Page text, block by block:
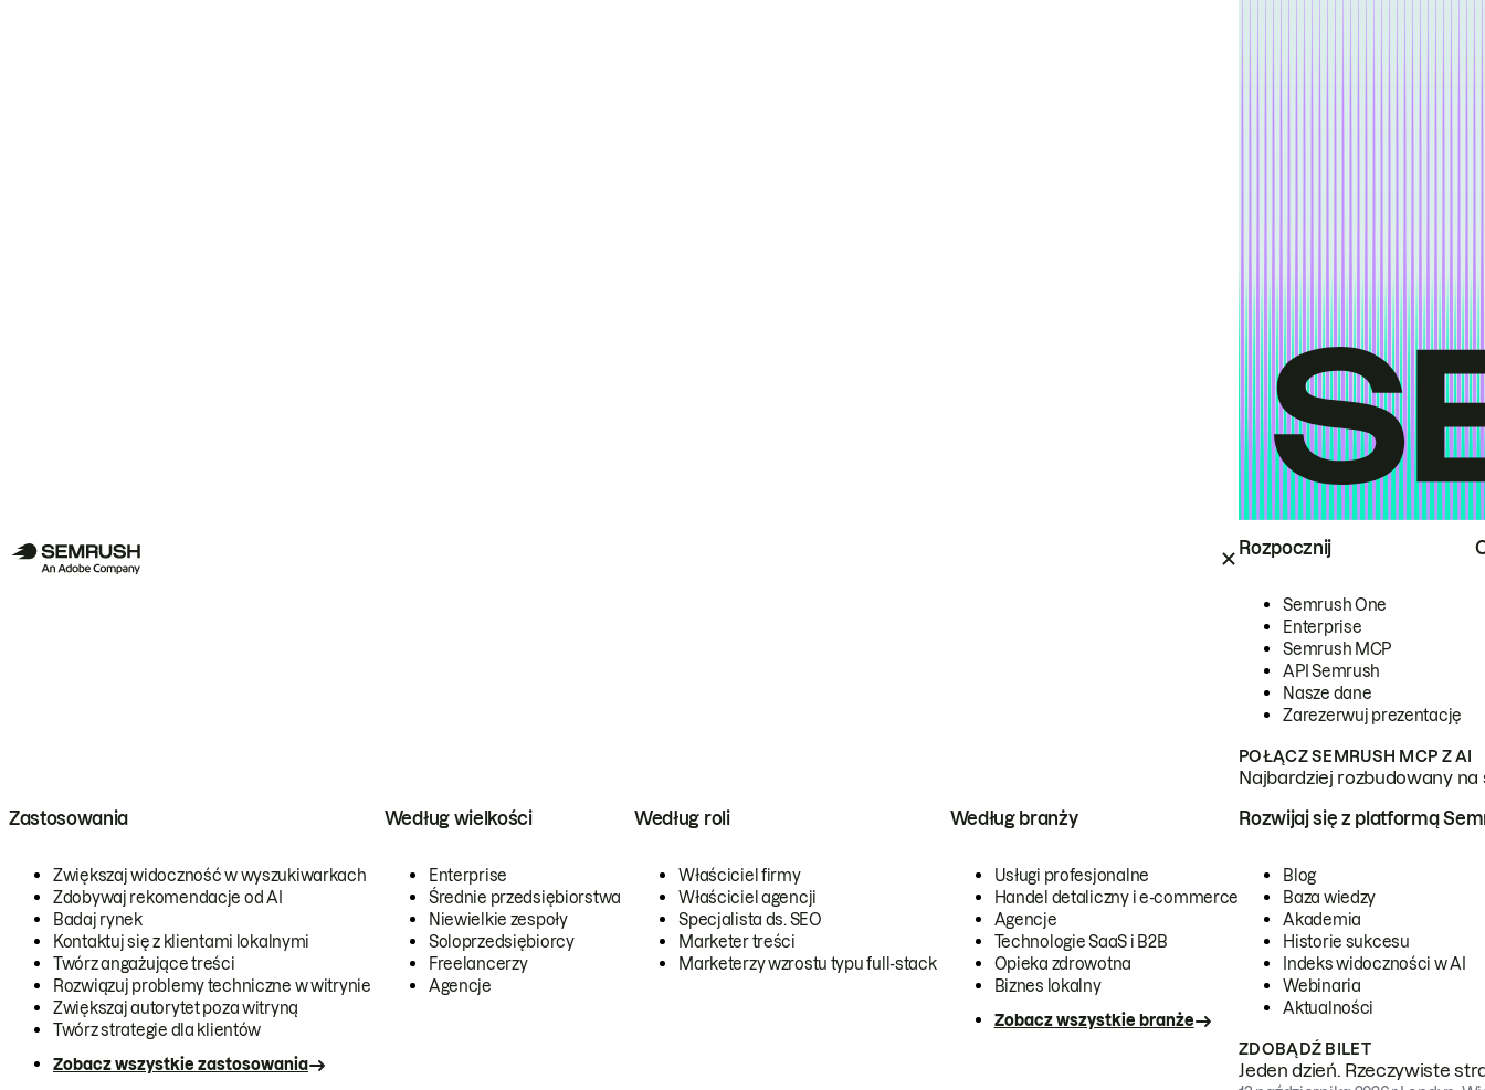
Rozpocznij
Semrush One
Enterprise
Semrush MCP
API Semrush
Nasze dane
Zarezerwuj prezentację
POŁĄCZ SEMRUSH MCP Z AI
Najbardziej rozbudowany
Zastosowania
Zwiększaj widoczność w wyszukiwarkach
Zdobywaj rekomendacje od AI
Badaj rynek
Kontaktuj się z klientami lokalnymi
Twórz angażujące treści
Rozwiązuj problemy techniczne w witrynie
Zwiększaj autorytet poza witryną
Twórz strategie dla klientów
Zobacz wszystkie zastosowania
Według wielkości
Enterprise
Średnie przedsiębiorstwa
Niewielkie zespoły
Soloprzedsiębiorcy
Freelancerzy
Agencje
Według roli
Właściciel firmy
Właściciel agencji
Specjalista ds. SEO
Marketer treści
Marketerzy wzrostu typu full-stack
Według branży
Usługi profesjonalne
Handel detaliczny i e-commerce
Agencje
Technologie SaaS i B2B
Opieka zdrowotna
Biznes lokalny
Zobacz wszystkie branże
Rozwijaj się z platformą
Blog
Baza wiedzy
Akademia
Historie sukcesu
Indeks widoczności w AI
Webinaria
Aktualności
ZDOBĄDŹ BILET
Jeden dzień. Rzeczywiste